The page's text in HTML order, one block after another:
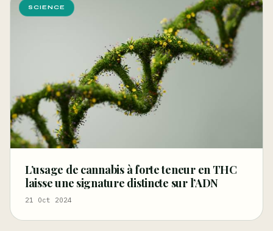
SCIENCE
L’usage de cannabis à forte teneur en THC
laisse une signature distincte sur l’ADN
21 Oct 2024